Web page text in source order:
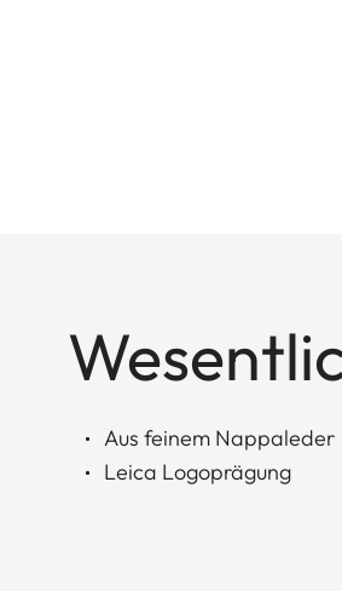
Aus feinem Nappaleder
Leica Logoprägung